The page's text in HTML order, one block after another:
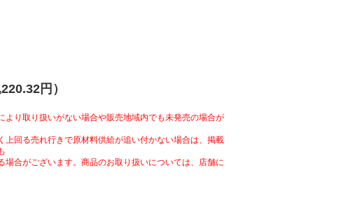
円）
より取り扱いがない場合や販売地域内でも未発売の場合が
上回る売れ行きで原材料供給が追い付かない場合は、掲載
場合がございます。商品のお取り扱いについては、店舗に